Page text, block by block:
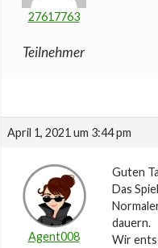
27617763
Teilnehmer
April 1, 2021 um 3:44 pm
Agent008
Guten
Das
dauern.
Wir